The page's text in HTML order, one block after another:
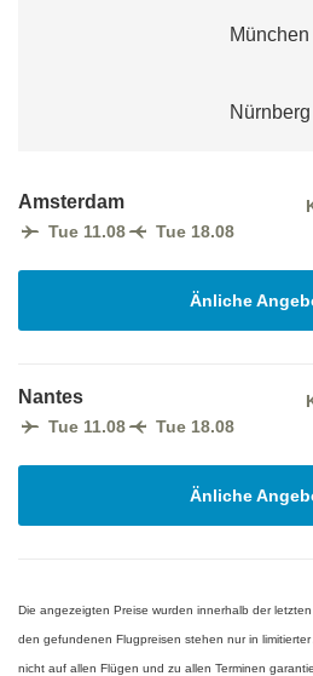
München
Nürnberg
Amsterdam
Tue 11.08 Tue 18.08
Änliche
Nantes
Tue 11.08 Tue 18.08
Änliche
Die angezeigten Preise wurden innerhalb der
den gefundenen Flugpreisen stehen nur in
nicht auf allen Flügen und zu allen Terminen